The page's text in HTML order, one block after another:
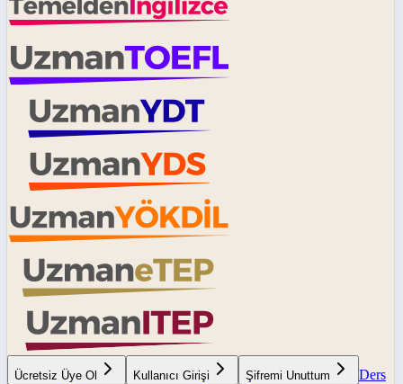
Ücretsiz Üye Ol Kullanıcı Girişi Şifremi Unuttum
Ders